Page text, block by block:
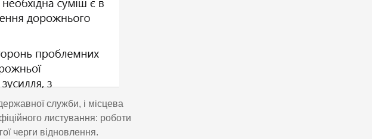
служби, і місцева
листування: роботи
черги відновлення.